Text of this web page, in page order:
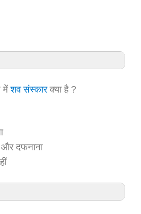
मेंशव संस्कारक्या है ?
दफनाना